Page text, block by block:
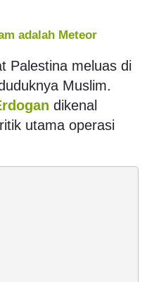
adalah Meteor
Palestina meluas di
Muslim.
dikenal
utama operasi